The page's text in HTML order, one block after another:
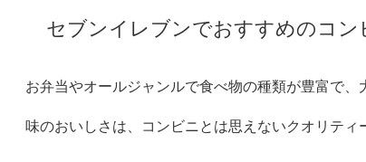
セブンイレブンでおすすめのコン
お弁当やオールジャンルで食べ物の種類が豊富で、
味のおいしさは、コンビニとは思えないクオリティ